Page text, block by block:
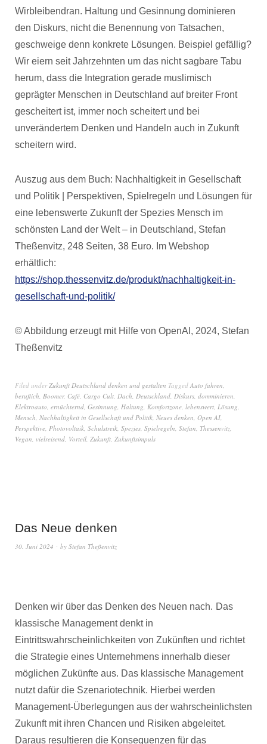
Wirbleibendran. Haltung und Gesinnung dominieren
den Diskurs, nicht die Benennung von Tatsachen,
geschweige denn konkrete Lösungen. Beispiel gefällig?
Wir eiern seit Jahrzehnten um das nicht sagbare Tabu
herum, dass die Integration gerade muslimisch
geprägter Menschen in Deutschland auf breiter Front
gescheitert ist, immer noch scheitert und bei
unverändertem Denken und Handeln auch in Zukunft
scheitern wird.
Auszug aus dem Buch: Nachhaltigkeit in Gesellschaft
und Politik | Perspektiven, Spielregeln und Lösungen für
eine lebenswerte Zukunft der Spezies Mensch im
schönsten Land der Welt – in Deutschland, Stefan
Theßenvitz, 248 Seiten, 38 Euro. Im Webshop
erhältlich:
https://shop.thessenvitz.de/produkt/nachhaltigkeit-in-
gesellschaft-und-politik/
© Abbildung erzeugt mit Hilfe von OpenAI, 2024, Stefan
Theßenvitz
Filed underZukunft Deutschland denken und gestalten Tagged Auto fahren,
beruflich, Boomer, Café, Cargo Cult, Dach, Deutschland, Diskurs, domminieren,
Elektroauto, ernüchternd, Gesinnung, Haltung, Komfortzone, lebenswert, Lösung,
Mensch, Nachhaltigkeit in Gesellschaft und Politik, Neues denken, Open AI,
Perspektive, Photovoltaik, Schulstreik, Spezies, Spielregeln, Stefan, Thessenvitz,
Vegan, vielreisend, Vorteil, Zukunft, Zukunftsimpuls
Das Neue denken
30. Juni 2024 by Stefan Theßenvitz
Denken wir über das Denken des Neuen nach. Das
klassische Management denkt in
Eintrittswahrscheinlichkeiten von Zukünften und richtet
die Strategie eines Unternehmens innerhalb dieser
möglichen Zukünfte aus. Das klassische Management
nutzt dafür die Szenariotechnik. Hierbei werden
Management-Überlegungen aus der wahrscheinlichsten
Zukunft mit ihren Chancen und Risiken abgeleitet.
Daraus resultieren die Konsequenzen für das